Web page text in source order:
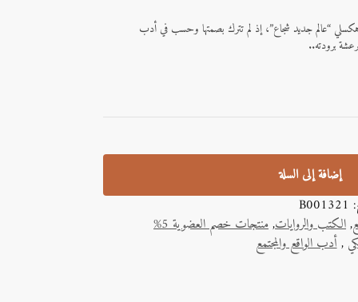
جورج أورويل “1984” و آلدوس هكسلي “عالم جديد شجاع”، إذ لم تترك بصمتها وحسب في أدب
برودته..
إضافة إلى السلة
B001321
,الكتب والروايات,منتجات خصم العضوية 5%
,أدب الواقع والمجتمع